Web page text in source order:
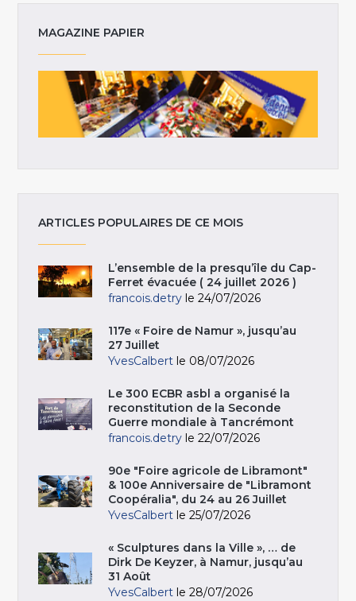
MAGAZINE PAPIER
ARTICLES POPULAIRES DE CE MOIS
L’ensemble de la presqu’île du Cap-
Ferret évacuée ( 24 juillet 2026 )
francois.detry le 24/07/2026
117e « Foire de Namur », jusqu’au
27 Juillet
YvesCalbert le 08/07/2026
Le 300 ECBR asbl a organisé la
reconstitution de la Seconde
Guerre mondiale à Tancrémont
francois.detry le 22/07/2026
90e "Foire agricole de Libramont"
& 100e Anniversaire de "Libramont
Coopéralia", du 24 au 26 Juillet
YvesCalbert le 25/07/2026
« Sculptures dans la Ville », … de
Dirk De Keyzer, à Namur, jusqu’au
31 Août
YvesCalbert le 28/07/2026